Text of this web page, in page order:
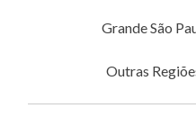
Grande São
Outras